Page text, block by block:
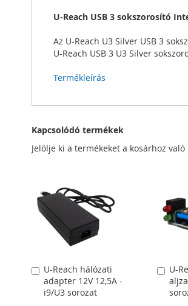
U-Reach USB 3 sokszorosító
Az U-Reach U3 Silver USB 3
U-Reach USB 3 U3 Silver
Termékleírás
Kapcsolódó termékek
Jelölje ki a termékeket a kosárhoz
U-Reach hálózati
adapter 12V 12,5A -
i9/U3 sorozat
Kosárba
U-